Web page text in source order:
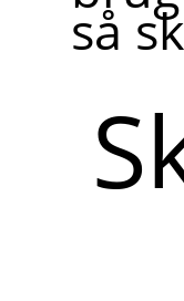
så
her